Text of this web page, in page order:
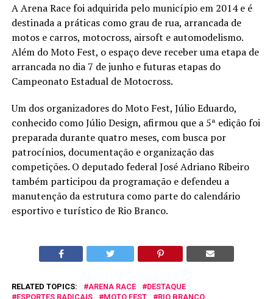
A Arena Race foi adquirida pelo município em 2014 e é
destinada a práticas como grau de rua, arrancada de
motos e carros, motocross, airsoft e automodelismo.
Além do Moto Fest, o espaço deve receber uma etapa de
arrancada no dia 7 de junho e futuras etapas do
Campeonato Estadual de Motocross.
Um dos organizadores do Moto Fest, Júlio Eduardo,
conhecido como Júlio Design, afirmou que a 5ª edição foi
preparada durante quatro meses, com busca por
patrocínios, documentação e organização das
competições. O deputado federal José Adriano Ribeiro
também participou da programação e defendeu a
manutenção da estrutura como parte do calendário
esportivo e turístico de Rio Branco.
RELATED TOPICS: ARENA RACE
DESTAQUE
ESPORTES RADICAIS
MOTO FEST RIO BRANCO